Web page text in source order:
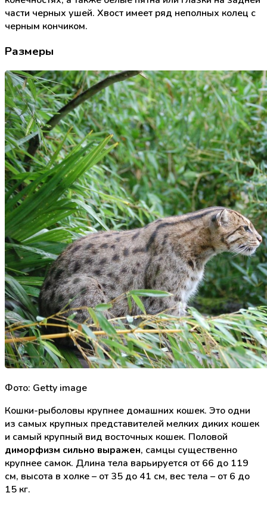
части черных ушей. Хвост имеет ряд неполных колец с
черным кончиком.
Размеры
Фото: Getty image
Кошки-рыболовы крупнее домашних кошек. Это одни
из самых крупных представителей мелких диких кошек
и самый крупный вид восточных кошек. Половой
диморфизм сильно выражен, самцы существенно
крупнее самок. Длина тела варьируется от 66 до 119
см, высота в холке – от 35 до 41 см, вес тела – от 6 до
15 кг.